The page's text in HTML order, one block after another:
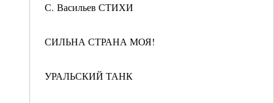
С. Васильев СТИХИ
СИЛЬНА СТРАНА МОЯ!
УРАЛЬСКИЙ ТАНК